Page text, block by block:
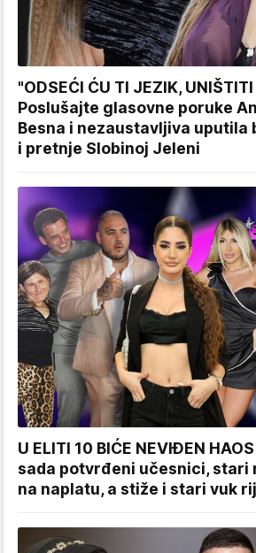
"ODSEĆI ĆU TI JEZIK,
Poslušajte glasovne poruke
Besna i nezaustavljiva uputila
i pretnje Slobinoj Jeleni
U ELITI 10 BIĆE NEVIĐEN
sada potvrđeni učesnici, stari
na naplatu, a stiže i stari vuk